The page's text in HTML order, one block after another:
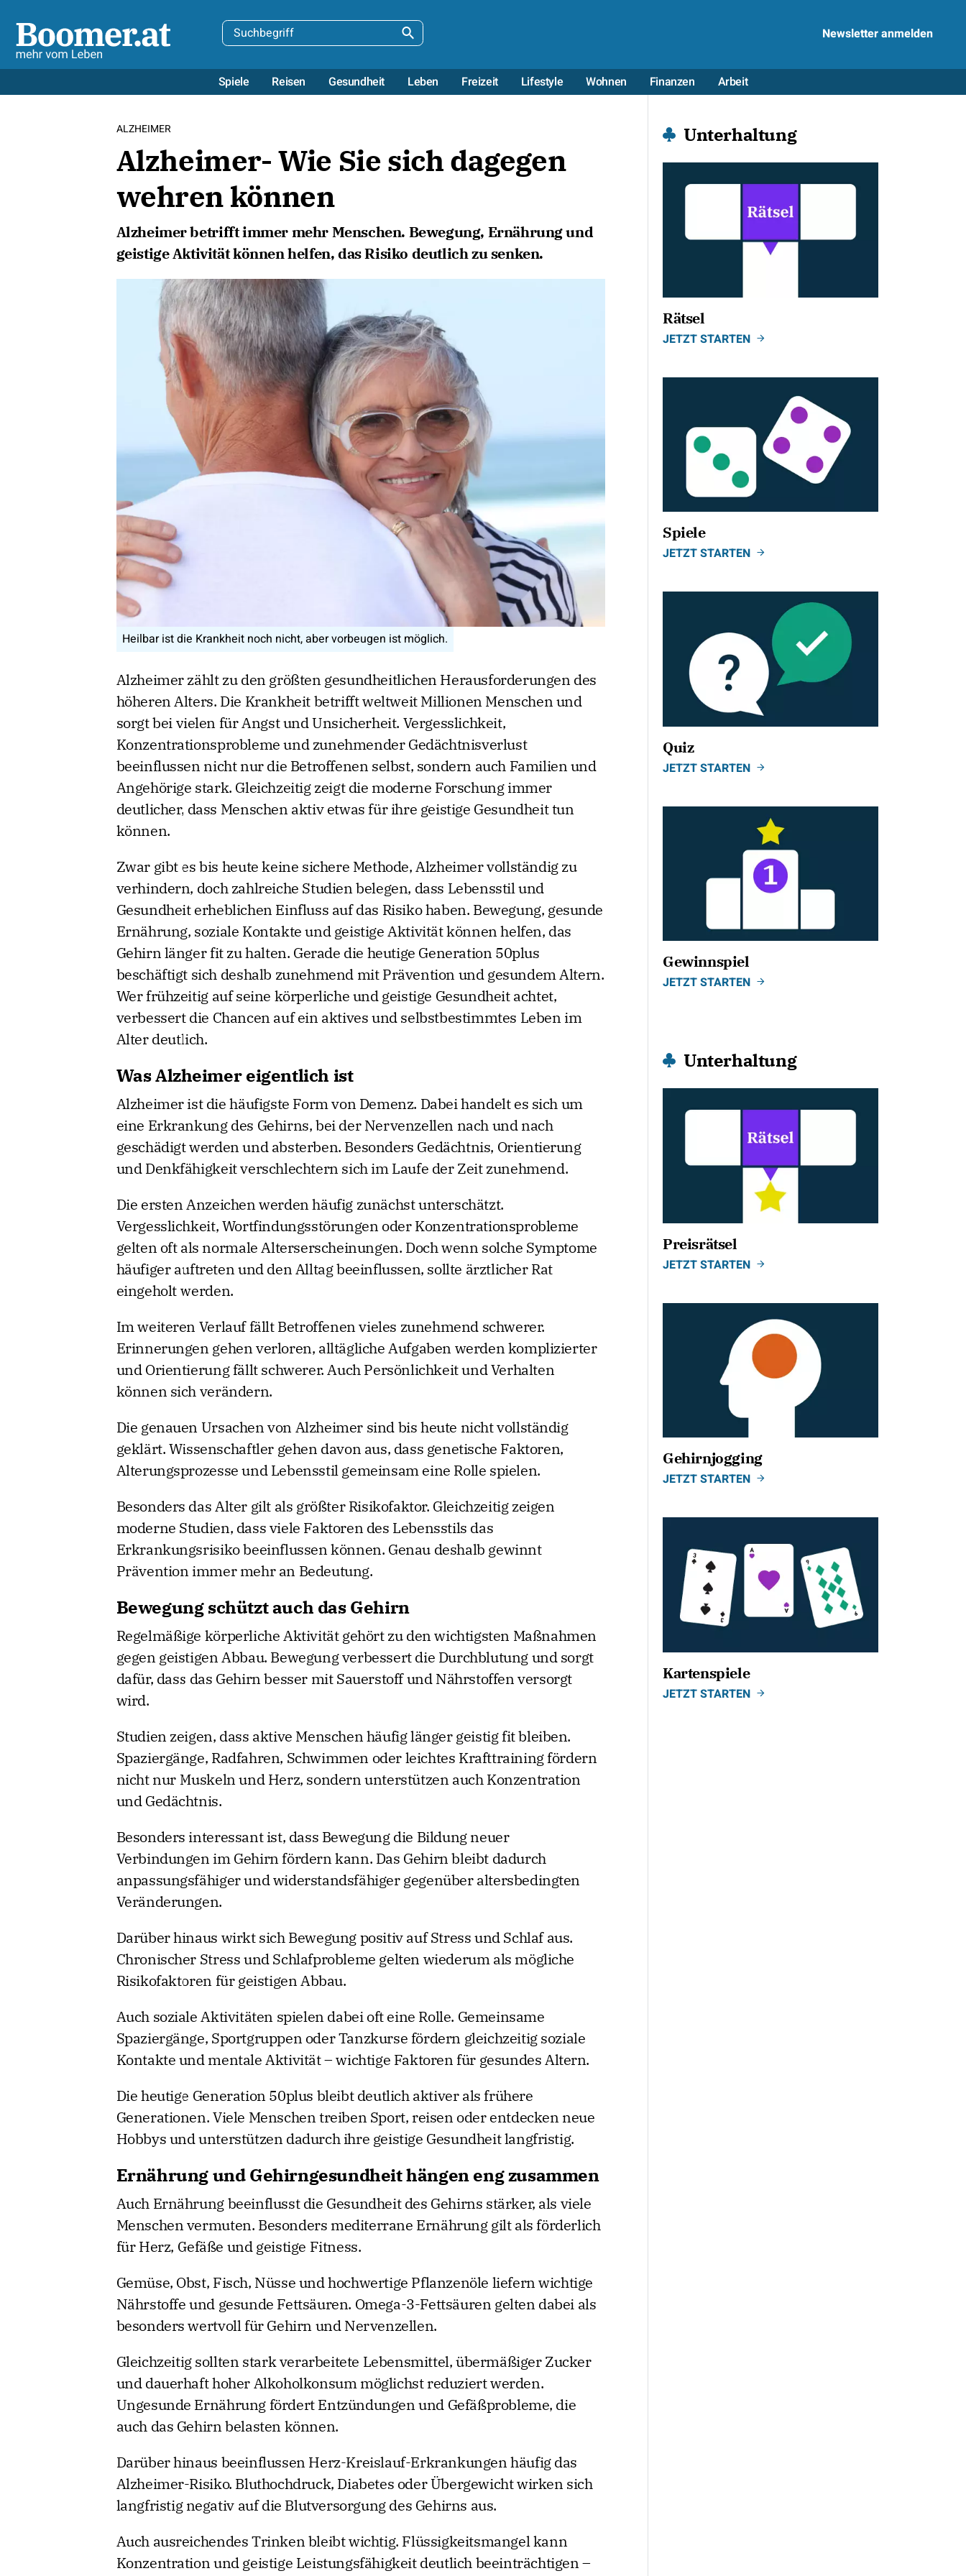
Newsletter anmelden
Spiele Reisen Gesundheit Leben Freizeit Lifestyle Wohnen Finanzen Arbeit
ALZHEIMER
Alzheimer- Wie Sie sich dagegen
wehren können
Alzheimer betrifft immer mehr Menschen. Bewegung, Ernährung und
geistige Aktivität können helfen, das Risiko deutlich zu senken.
Heilbar ist die Krankheit noch nicht, aber vorbeugen ist möglich.
Alzheimer zählt zu den größten gesundheitlichen Herausforderungen des
höheren Alters. Die Krankheit betrifft weltweit Millionen Menschen und
sorgt bei vielen für Angst und Unsicherheit. Vergesslichkeit,
Konzentrationsprobleme und zunehmender Gedächtnisverlust
beeinflussen nicht nur die Betroffenen selbst, sondern auch Familien und
Angehörige stark. Gleichzeitig zeigt die moderne Forschung immer
deutlicher, dass Menschen aktiv etwas für ihre geistige Gesundheit tun
können.
Zwar gibt es bis heute keine sichere Methode, Alzheimer vollständig zu
verhindern, doch zahlreiche Studien belegen, dass Lebensstil und
Gesundheit erheblichen Einfluss auf das Risiko haben. Bewegung, gesunde
Ernährung, soziale Kontakte und geistige Aktivität können helfen, das
Gehirn länger fit zu halten. Gerade die heutige Generation 50plus
beschäftigt sich deshalb zunehmend mit Prävention und gesundem Altern.
Wer frühzeitig auf seine körperliche und geistige Gesundheit achtet,
verbessert die Chancen auf ein aktives und selbstbestimmtes Leben im
Alter deutlich.
Was Alzheimer eigentlich ist
Alzheimer ist die häufigste Form von Demenz. Dabei handelt es sich um
eine Erkrankung des Gehirns, bei der Nervenzellen nach und nach
geschädigt werden und absterben. Besonders Gedächtnis, Orientierung
und Denkfähigkeit verschlechtern sich im Laufe der Zeit zunehmend.
Die ersten Anzeichen werden häufig zunächst unterschätzt.
Vergesslichkeit, Wortfindungsstörungen oder Konzentrationsprobleme
gelten oft als normale Alterserscheinungen. Doch wenn solche Symptome
häufiger auftreten und den Alltag beeinflussen, sollte ärztlicher Rat
eingeholt werden.
Im weiteren Verlauf fällt Betroffenen vieles zunehmend schwerer.
Erinnerungen gehen verloren, alltägliche Aufgaben werden komplizierter
und Orientierung fällt schwerer. Auch Persönlichkeit und Verhalten
können sich verändern.
Die genauen Ursachen von Alzheimer sind bis heute nicht vollständig
geklärt. Wissenschaftler gehen davon aus, dass genetische Faktoren,
Alterungsprozesse und Lebensstil gemeinsam eine Rolle spielen.
Besonders das Alter gilt als größter Risikofaktor. Gleichzeitig zeigen
moderne Studien, dass viele Faktoren des Lebensstils das
Erkrankungsrisiko beeinflussen können. Genau deshalb gewinnt
Prävention immer mehr an Bedeutung.
Bewegung schützt auch das Gehirn
Regelmäßige körperliche Aktivität gehört zu den wichtigsten Maßnahmen
gegen geistigen Abbau. Bewegung verbessert die Durchblutung und sorgt
dafür, dass das Gehirn besser mit Sauerstoff und Nährstoffen versorgt
wird.
Studien zeigen, dass aktive Menschen häufig länger geistig fit bleiben.
Spaziergänge, Radfahren, Schwimmen oder leichtes Krafttraining fördern
nicht nur Muskeln und Herz, sondern unterstützen auch Konzentration
und Gedächtnis.
Besonders interessant ist, dass Bewegung die Bildung neuer
Verbindungen im Gehirn fördern kann. Das Gehirn bleibt dadurch
anpassungsfähiger und widerstandsfähiger gegenüber altersbedingten
Veränderungen.
Darüber hinaus wirkt sich Bewegung positiv auf Stress und Schlaf aus.
Chronischer Stress und Schlafprobleme gelten wiederum als mögliche
Risikofaktoren für geistigen Abbau.
Auch soziale Aktivitäten spielen dabei oft eine Rolle. Gemeinsame
Spaziergänge, Sportgruppen oder Tanzkurse fördern gleichzeitig soziale
Kontakte und mentale Aktivität – wichtige Faktoren für gesundes Altern.
Die heutige Generation 50plus bleibt deutlich aktiver als frühere
Generationen. Viele Menschen treiben Sport, reisen oder entdecken neue
Hobbys und unterstützen dadurch ihre geistige Gesundheit langfristig.
Ernährung und Gehirngesundheit hängen eng zusammen
Auch Ernährung beeinflusst die Gesundheit des Gehirns stärker, als viele
Menschen vermuten. Besonders mediterrane Ernährung gilt als förderlich
für Herz, Gefäße und geistige Fitness.
Gemüse, Obst, Fisch, Nüsse und hochwertige Pflanzenöle liefern wichtige
Nährstoffe und gesunde Fettsäuren. Omega-3-Fettsäuren gelten dabei als
besonders wertvoll für Gehirn und Nervenzellen.
Gleichzeitig sollten stark verarbeitete Lebensmittel, übermäßiger Zucker
und dauerhaft hoher Alkoholkonsum möglichst reduziert werden.
Ungesunde Ernährung fördert Entzündungen und Gefäßprobleme, die
auch das Gehirn belasten können.
Darüber hinaus beeinflussen Herz-Kreislauf-Erkrankungen häufig das
Alzheimer-Risiko. Bluthochdruck, Diabetes oder Übergewicht wirken sich
langfristig negativ auf die Blutversorgung des Gehirns aus.
Auch ausreichendes Trinken bleibt wichtig. Flüssigkeitsmangel kann
Konzentration und geistige Leistungsfähigkeit deutlich beeinträchtigen –
Unterhaltung
Rätsel
JETZT STARTEN
Spiele
JETZT STARTEN
Quiz
JETZT STARTEN
Gewinnspiel
JETZT STARTEN
Unterhaltung
Preisrätsel
JETZT STARTEN
Gehirnjogging
JETZT STARTEN
Kartenspiele
JETZT STARTEN